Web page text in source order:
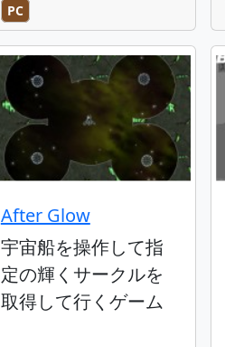
PC
After Glow
宇宙船を操作して指
定の輝くサークルを
取得して行くゲーム